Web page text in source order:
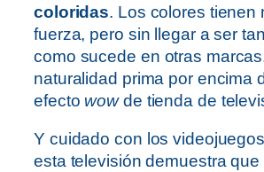
coloridas. Los colores tienen
fuerza, pero sin llegar a ser
como sucede en otras
naturalidad prima por encima
efecto wowde tienda de
Y cuidado con los
esta televisión demuestra que